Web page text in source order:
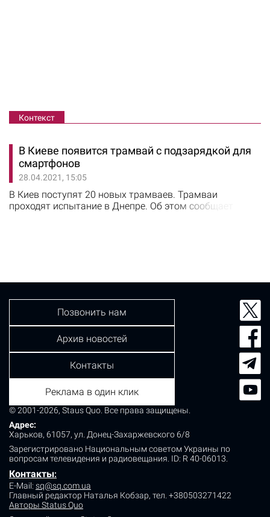
Контекст
В Киеве появится трамвай с подзарядкой для
смартфонов
28.04.2021, 15:05
В Киев поступят 20 новых трамваев. Трамваи
проходят испытание в Днепре. Об этом сообщает
© 2001-2026, Staus Quo. Все права защищены.
Адрес:
Харьков, 61057, ул. Донец-Захаржевского 6/8
Зарегистрировано Национальным советом Украины по
вопросам телевидения и радиовещания. ID: R 40-06013.
Контакты:
E-Mail: sq@sq.com.ua
Главный редактор Наталья Кобзар, тел. +380503271422
Авторы Status Quo
Позвонить нам
Архив новостей
Контакты
Реклама в один клик